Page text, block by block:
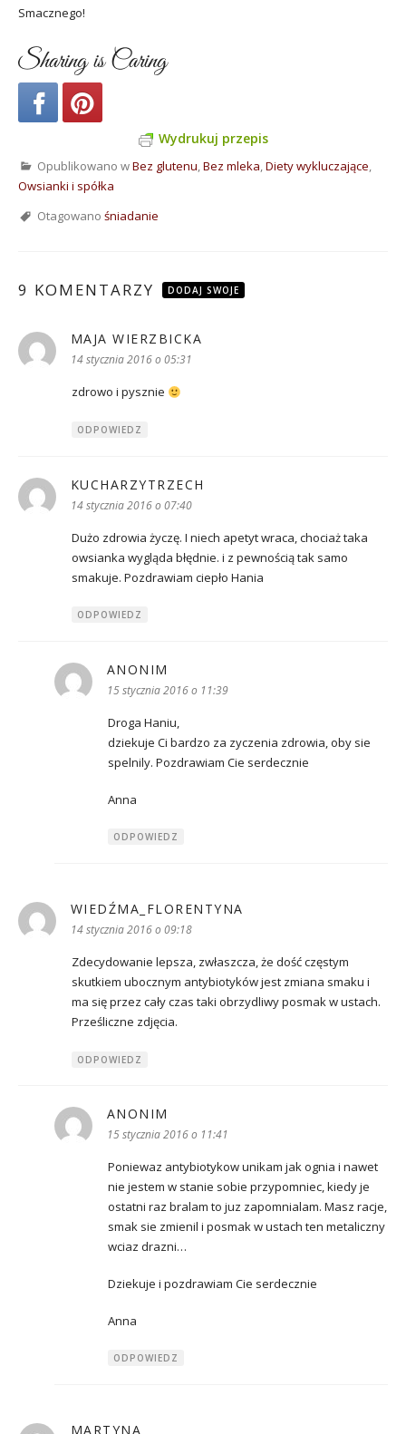
Smacznego!
Sharing is Caring
Wydrukuj przepis
Opublikowano wBez glutenu,Bez mleka,Diety wykluczające,
Owsianki i spółka
Otagowano śniadanie
9 KOMENTARZY DODAJ SWOJE
MAJA WIERZBICKA
14 stycznia 2016 o 05:31
zdrowo i pysznie
ODPOWIEDZ
KUCHARZYTRZECH
14 stycznia 2016 o 07:40
Dużo zdrowia życzę. I niech apetyt wraca, chociaż taka
owsianka wygląda błędnie. i z pewnością tak samo
smakuje. Pozdrawiam ciepło Hania
ODPOWIEDZ
ANONIM
15 stycznia 2016 o 11:39
Droga Haniu,
dziekuje Ci bardzo za zyczenia zdrowia, oby sie
spelnily. Pozdrawiam Cie serdecznie
Anna
ODPOWIEDZ
WIEDŹMA_FLORENTYNA
14 stycznia 2016 o 09:18
Zdecydowanie lepsza, zwłaszcza, że dość częstym
skutkiem ubocznym antybiotyków jest zmiana smaku i
ma się przez cały czas taki obrzydliwy posmak w ustach.
Prześliczne zdjęcia.
ODPOWIEDZ
ANONIM
15 stycznia 2016 o 11:41
Poniewaz antybiotykow unikam jak ognia i nawet
nie jestem w stanie sobie przypomniec, kiedy je
ostatni raz bralam to juz zapomnialam. Masz racje,
smak sie zmienil i posmak w ustach ten metaliczny
wciaz drazni…
Dziekuje i pozdrawiam Cie serdecznie
Anna
ODPOWIEDZ
MARTYNA